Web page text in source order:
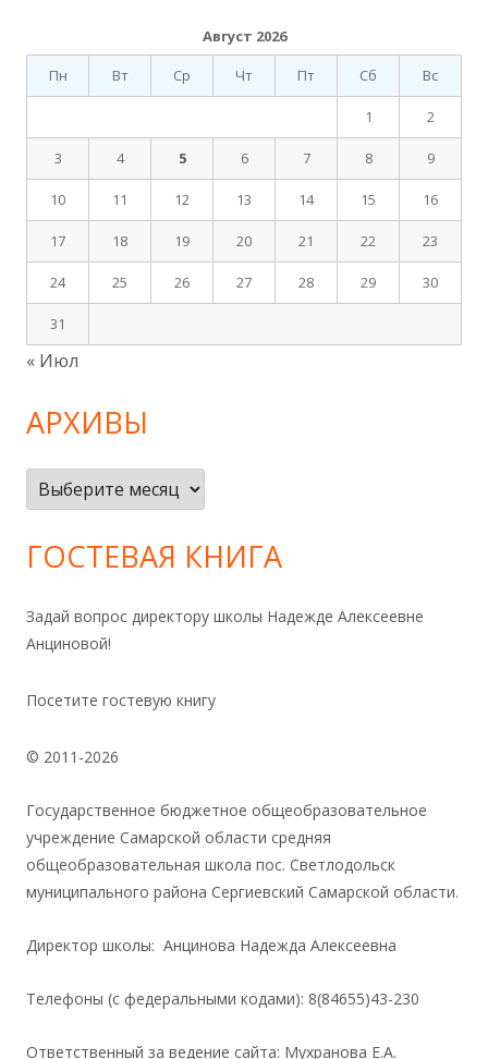
Август 2026
Пн
Вт Ср Чт Пт Сб Вс
1 2
3 4 5 6 7 8 9
10 11 12 13 14 15 16
17 18 19 20 21 22 23
24 25 26 27 28 29 30
31
« Июл
АРХИВЫ
Архивы
ГОСТЕВАЯ КНИГА
Задай вопрос директору школы Надежде Алексеевне
Анциновой!
Посетите гостевую книгу
© 2011-2026
Государственное бюджетное общеобразовательное
учреждение Самарской области средняя
общеобразовательная школа пос. Светлодольск
муниципального района Сергиевский Самарской области.
Директор школы: Анцинова Надежда Алексеевна
Телефоны (с федеральными кодами): 8(84655)43-230
Ответственный за ведение сайта: Мухранова Е.А.